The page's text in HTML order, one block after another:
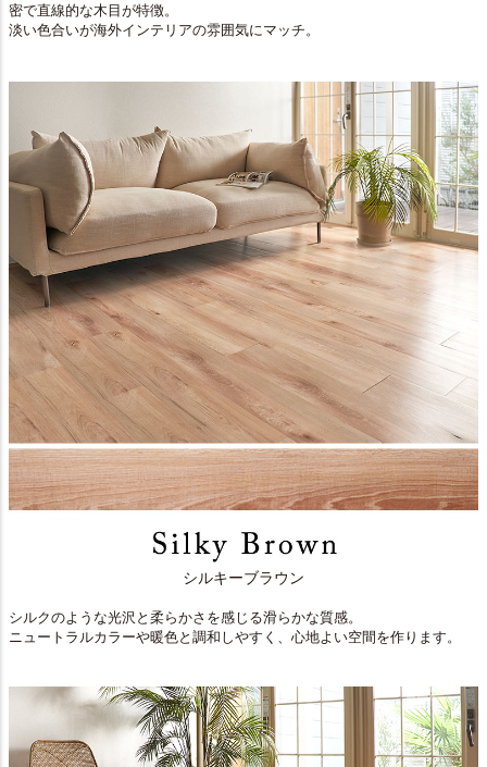
密で直線的な木目が特徴。
淡い色合いが海外インテリアの雰囲気にマッチ。
シルキーブラウン
シルクのような光沢と柔らかさを感じる滑らかな質感。
ニュートラルカラーや暖色と調和しやすく、心地よい空間を作ります。